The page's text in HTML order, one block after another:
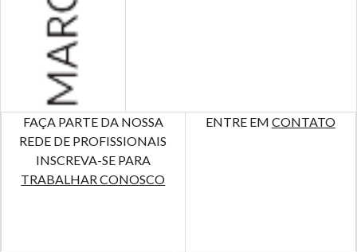
FAÇA PARTE DA NOSSA
REDE DE PROFISSIONAIS
INSCREVA-SE PARA
TRABALHAR CONOSCO
ENTRE EM CONTATO